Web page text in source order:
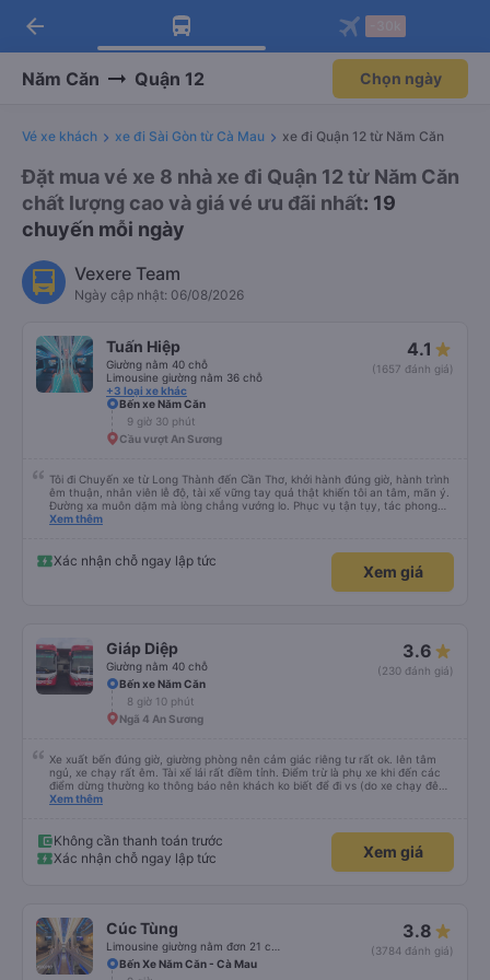
Tải app Vexere ngay!
Nhận ưu đãi thành viên độc
Mở app
Tải app Vexere
-30k/ghế khi đặt vé máy bay qua
Mở app
arrow_back
Năm Căn Quận 12 Chọn ngày
Vé xe khách xe đi Sài Gòn từ Cà Mau xe đi Quận 12 từ Năm Căn
Đặt mua vé xe 8 nhà xe đi Quận 12 từ Năm Căn
chất lượng cao và giá vé ưu đãi nhất: 19
chuyến mỗi ngày
Vexere Team
Ngày cập nhật: 06/08/2026
Tuấn Hiệp
Giường nằm 40 chỗ
Limousine giường nằm 36 chỗ
+3 loại xe khác
4.1
(1657 đánh giá)
Bến xe Năm Căn
9 giờ 30 phút
Cầu vượt An Sương
Tôi đi Chuyến xe từ Long Thành đến Cần Thơ, khởi hành đúng giờ, hành trình
êm thuận, nhân viên lễ độ, tài xế vững tay quả thật khiến tôi an tâm, mãn ý.
Đường xa muôn dặm mà lòng chẳng vướng lo. Phục vụ tận tụy, tác phong
nghiêm cẩn, hiếm thấy giữa thời buổi kim tiền vội vã. Xã hội loạn đạo. Xin gửi
Xem thêm
Xác nhận chỗ ngay lập tức
Xem giá
Giáp Diệp
Giường nằm 40 chỗ
3.6
(230 đánh giá)
Bến xe Năm Căn
8 giờ 10 phút
Ngã 4 An Sương
Xe xuất bến đúng giờ, giường phòng nên cảm giác riêng tư rất ok. Iên tâm
ngủ, xe chạy rất êm. Tài xế lái rất điềm tỉnh. Điểm trừ là phụ xe khi đến các
điểm dừng thường ko thông báo nên khách ko biết để đi vs (do xe chạy đêm
nên khách ngủ say)
Xem thêm
Không cần thanh toán trước
Xác nhận chỗ ngay lập tức
Xem giá
Cúc Tùng 3.8
(3784 đánh giá)
Bến Xe Năm Căn - Cà Mau